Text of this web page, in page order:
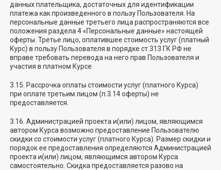
данных плательщика, достаточных для идентификации
платежа как произведенного в пользу Пользователя. На
персональные данные третьего лица распространяются все
положения раздела 4 «Персональные данные» настоящей
оферты. Третье лицо, оплатившее стоимость услуг (платный
Курс) в пользу Пользователя в порядке ст.313 ГК РФ не
вправе требовать перевода на него прав Пользователя и
участия в платном Курсе.
3.15. Рассрочка оплаты стоимости услуг (платного Курса)
при оплате третьим лицом (п.3.14 оферты) не
предоставляется.
3.16. Администрацией проекта и(или) лицом, являющимся
автором Курса возможно предоставление Пользователю
скидки со стоимости услуг (платного Курса). Размер скидки и
порядок ее предоставления определяются Администрацией
проекта и(или) лицом, являющимся автором Курса
самостоятельно. Скидка предоставляется разово на